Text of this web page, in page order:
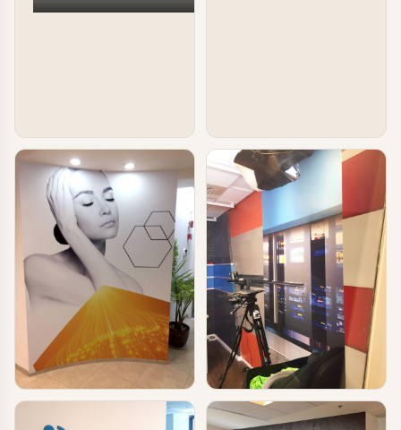
טפטים ומדבקות קיר בעסקים
עיצוב משרד
טפטים ומדבקות קיר בעסקים
מדבקות טפט לעסקים